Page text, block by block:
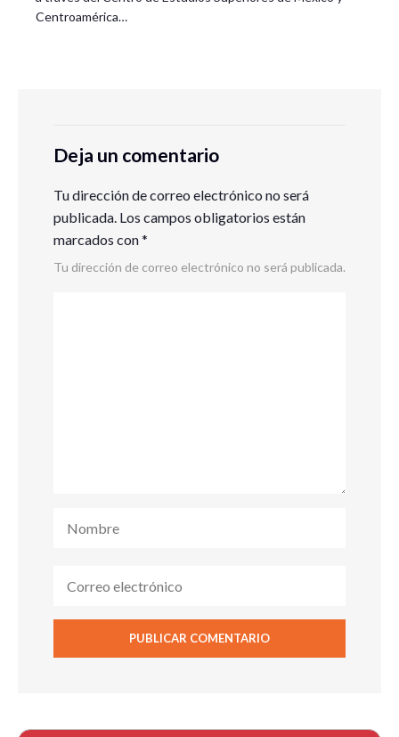
Centroamérica…
Deja un comentario
Tu dirección de correo electrónico no será
publicada. Los campos obligatorios están
marcados con*
Tu dirección de correo electrónico no será publicada.